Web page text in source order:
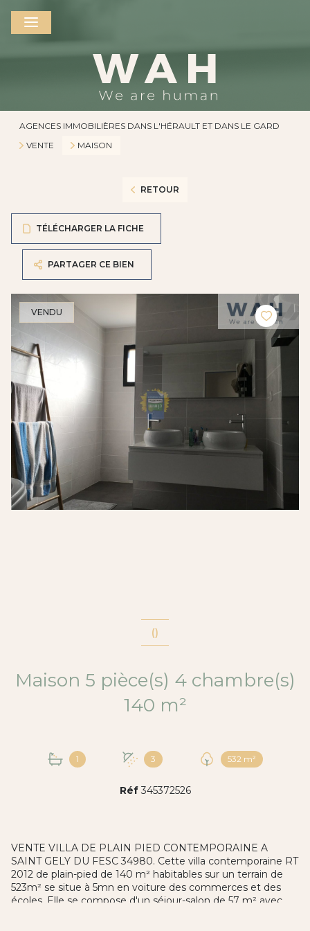
AGENCES IMMOBILIÈRES DANS L'HÉRAULT ET DANS LE GARD
VENTE
MAISON
RETOUR
TÉLÉCHARGER LA FICHE
PARTAGER CE BIEN
VENDU
()
Maison 5 pièce(s) 4 chambre(s)
140 m²
1 3 532 m²
Réf345372526
VENTE VILLA DE PLAIN PIED CONTEMPORAINE A
SAINT GELY DU FESC 34980. Cette villa contemporaine RT
2012 de plain-pied de 140 m² habitables sur un terrain de
523m² se situe à 5mn en voiture des commerces et des
écoles. Elle se compose d'un séjour-salon de 57 m² avec